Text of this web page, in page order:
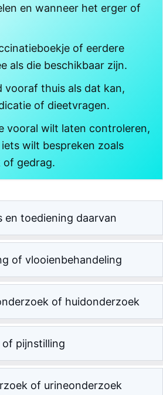
en wanneer het erger of
of eerdere
als die beschikbaar zijn.
vooraf thuis als dat kan,
of dieetvragen.
vooral wilt laten controleren,
wilt bespreken zoals
of gedrag.
en toediening daarvan
of vlooienbehandeling
of huidonderzoek
of pijnstilling
of urineonderzoek